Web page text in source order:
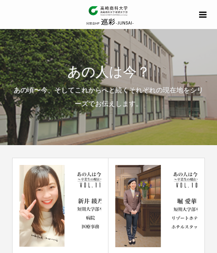
あの人は今？
あの頃〜今、そしてこれからへと続くそれぞれの現在地をシリ
ーズでお伝えします。